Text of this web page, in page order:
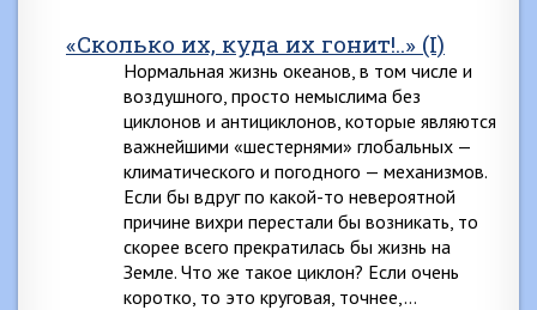
«Сколько их, куда их гонит!..» (I)
Нормальная жизнь океанов, в том числе и
воздушного, просто немыслима без
циклонов и антициклонов, которые являются
важнейшими «шестернями» глобальных —
климатического и погодного — механизмов.
Если бы вдруг по какой-то невероятной
причине вихри перестали бы возникать, то
скорее всего прекратилась бы жизнь на
Земле. Что же такое циклон? Если очень
коротко, то это круговая, точнее,…